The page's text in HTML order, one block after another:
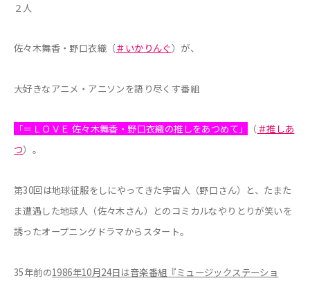
２人
佐々木舞香・野口衣織（＃いかりんぐ ）が、
大好きなアニメ・アニソンを語り尽くす番組
「＝ＬＯＶＥ 佐々木舞香・野口衣織の推しをあつめて」 （ ＃推しあ
つ）。
第30回は地球征服をしにやってきた宇宙人（野口さん）と、たまた
ま遭遇した地球人（佐々木さん）とのコミカルなやりとりが笑いを
誘ったオープニングドラマからスタート。
35年前の1986年10月24日は音楽番組『ミュージックステーショ